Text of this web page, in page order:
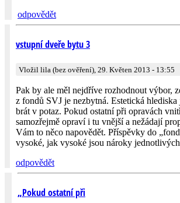
odpovědět
vstupní dveře bytu 3
Vložil lila (bez ověření), 29. Květen 2013 - 13:55
Pak by ale měl nejdříve rozhodnout výbor,
z fondů SVJ je nezbytná. Estetická
brát v potaz. Pokud ostatní při opravách
samozřejmě opraví i tu vnější a nežádají
Vám to něco napovědět. Příspěvky do
vysoké, jak vysoké jsou nároky
odpovědět
„Pokud ostatní při